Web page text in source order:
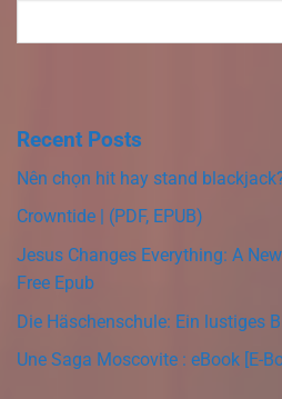
Recent Posts
Nên chọn hit hay stand
Crowntide | (PDF, EPUB)
Jesus Changes Everything: A
Free Epub
Die Häschenschule: Ein lustiges
Une Saga Moscovite : eBook [E-